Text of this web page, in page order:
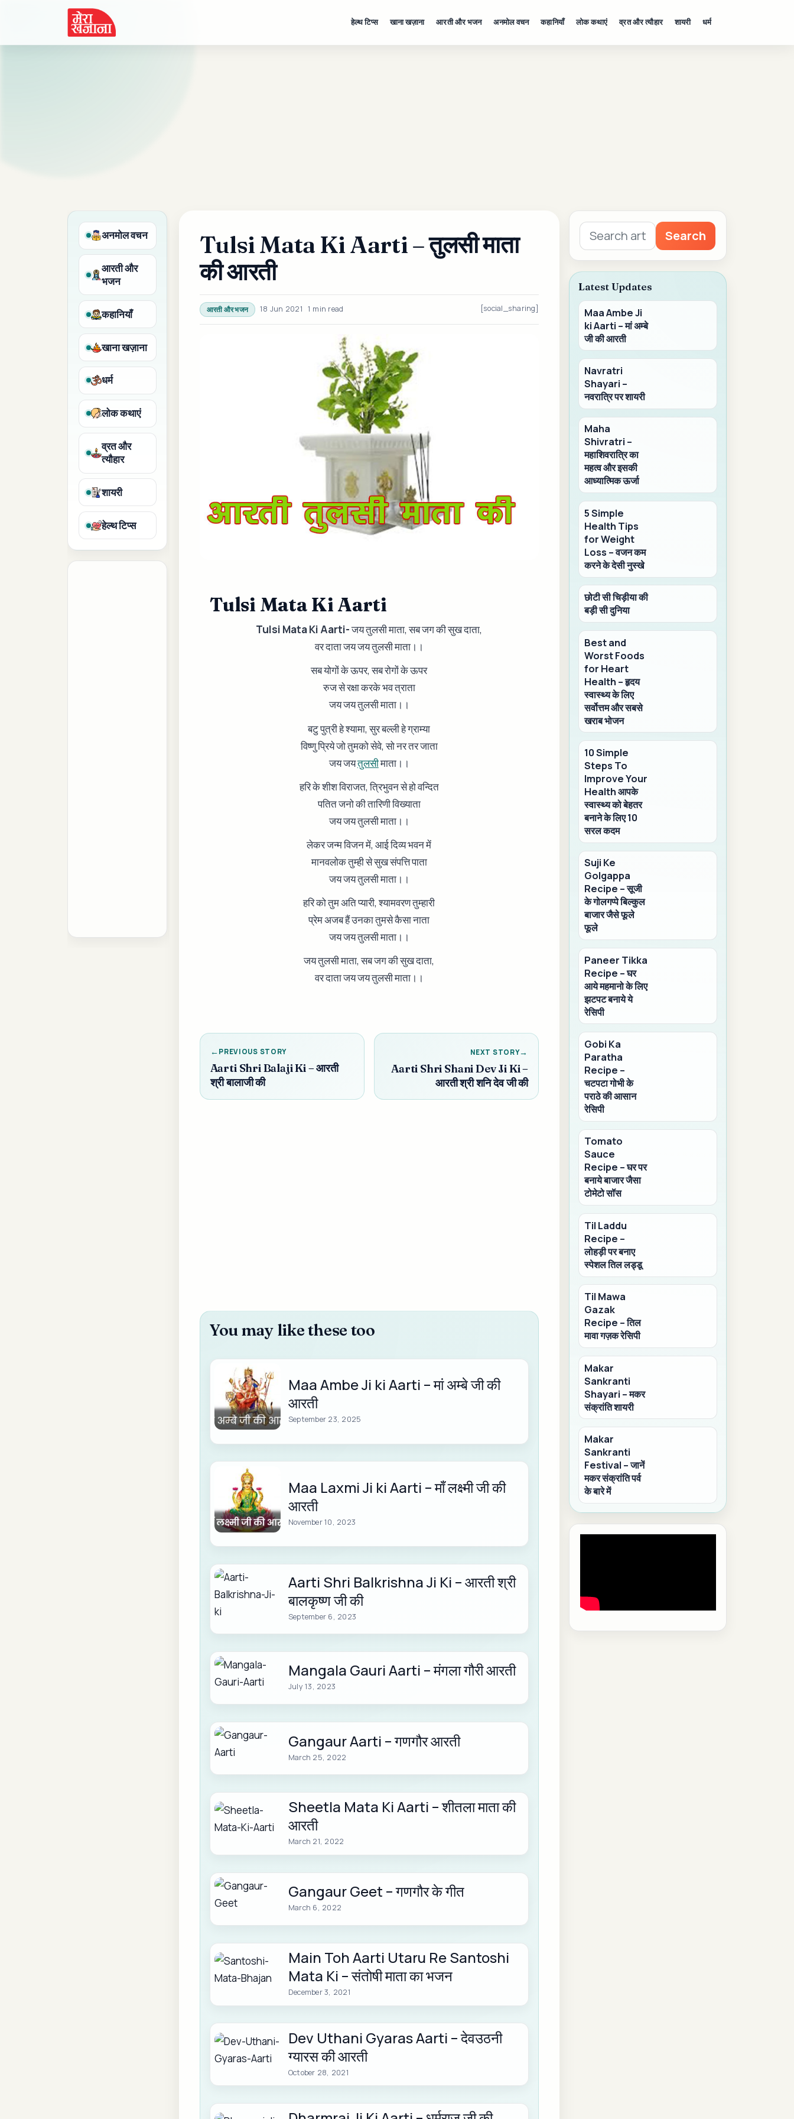
content
हेल्थ टिप्स खाना खज़ाना आरती और भजन अनमोल वचन कहानियाँ लोक कथाएं व्रत और त्यौहार शायरी धर्म
अनमोल वचन
आरती और
भजन
कहानियाँ
खाना खज़ाना
धर्म
लोक कथाएं
व्रत और
त्यौहार
शायरी
हेल्थ टिप्स
Tulsi Mata Ki Aarti – तुलसी माता
की आरती
आरती और भजन 18 Jun 2021 1 min read [social_sharing]
Tulsi Mata Ki Aarti
Tulsi Mata Ki Aarti-जय तुलसी माता, सब जग की सुख दाता,
वर दाता जय जय तुलसी माता।।
सब योगों के ऊपर, सब रोगों के ऊपर
रुज से रक्षा करके भव त्राता
जय जय तुलसी माता।।
बटु पुत्री हे श्यामा, सुर बल्ली हे ग्राम्या
विष्णु प्रिये जो तुमको सेवे, सो नर तर जाता
जय जयतुलसीमाता।।
हरि के शीश विराजत, त्रिभुवन से हो वन्दित
पतित जनो की तारिणी विख्याता
जय जय तुलसी माता।।
लेकर जन्म विजन में, आई दिव्य भवन में
मानवलोक तुम्ही से सुख संपत्ति पाता
जय जय तुलसी माता।।
हरि को तुम अति प्यारी, श्यामवरण तुम्हारी
प्रेम अजब हैं उनका तुमसे कैसा नाता
जय जय तुलसी माता।।
जय तुलसी माता, सब जग की सुख दाता,
वर दाता जय जय तुलसी माता।।
PREVIOUS STORY
Aarti Shri Balaji Ki – आरती
श्री बालाजी की
NEXT STORY
Aarti Shri Shani Dev Ji Ki –
आरती श्री शनि देव जी की
You may like these too
Maa Ambe Ji ki Aarti – मां अम्बे जी की
आरती
September 23, 2025
Maa Laxmi Ji ki Aarti – माँ लक्ष्मी जी की
आरती
November 10, 2023
Aarti Shri Balkrishna Ji Ki – आरती श्री
बालकृष्ण जी की
September 6, 2023
Mangala Gauri Aarti – मंगला गौरी आरती
July 13, 2023
Gangaur Aarti – गणगौर आरती
March 25, 2022
Sheetla Mata Ki Aarti – शीतला माता की
आरती
March 21, 2022
Gangaur Geet – गणगौर के गीत
March 6, 2022
Main Toh Aarti Utaru Re Santoshi
Mata Ki – संतोषी माता का भजन
December 3, 2021
Dev Uthani Gyaras Aarti – देवउठनी
ग्यारस की आरती
October 28, 2021
Search
for:
Search
Latest Updates
Maa Ambe Ji
ki Aarti – मां अम्बे
जी की आरती
Navratri
Shayari –
नवरात्रि पर शायरी
Maha
Shivratri –
महाशिवरात्रि का
महत्व और इसकी
आध्यात्मिक ऊर्जा
5 Simple
Health Tips
for Weight
Loss – वजन कम
करने के देसी नुस्खे
छोटी सी चिड़ीया की
बड़ी सी दुनिया
Best and
Worst Foods
for Heart
Health – हृदय
स्वास्थ्य के लिए
सर्वोत्तम और सबसे
खराब भोजन
10 Simple
Steps To
Improve Your
Health आपके
स्वास्थ्य को बेहतर
बनाने के लिए 10
सरल कदम
Suji Ke
Golgappa
Recipe – सूजी
के गोलगप्पे बिल्कुल
बाजार जैसे फूले
फूले
Paneer Tikka
Recipe – घर
आये महमानो के लिए
झटपट बनाये ये
रेसिपी
Gobi Ka
Paratha
Recipe –
चटपटा गोभी के
पराठे की आसान
रेसिपी
Tomato
Sauce
Recipe – घर पर
बनाये बाजार जैसा
टोमेटो सॉस
Til Laddu
Recipe –
लोहड़ी पर बनाए
स्पेशल तिल लड्डू
Til Mawa
Gazak
Recipe – तिल
मावा गज़क रेसिपी
Makar
Sankranti
Shayari – मकर
संक्रांति शायरी
Makar
Sankranti
Festival – जानें
मकर संक्रांति पर्व
के बारे में